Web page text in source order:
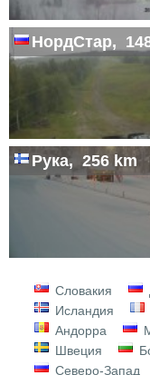
НордСтар,
Рука, 256 km
Словакия
Исландия
Андорра
Швеция
Северо-Запад